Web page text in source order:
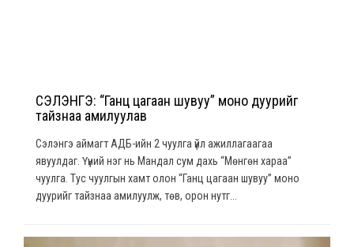
СЭЛЭНГЭ: “Ганц цагаан шувуу” моно дуурийг
тайзнаа амилуулав
Сэлэнгэ аймагт АДБ-ийн 2 чуулга үйл ажиллагаагаа
явуулдаг. Үүний нэг нь Мандал сум дахь “Мөнгөн хараа”
чуулга. Тус чуулгын хамт олон “Ганц цагаан шувуу” моно
дуурийг тайзнаа амилуулж, төв, орон нутг...